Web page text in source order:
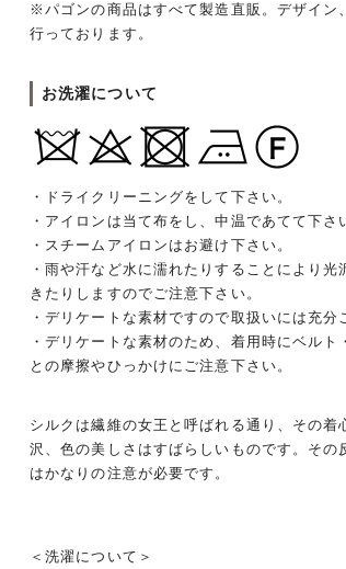
※パゴンの商品はすべて製造直販。デザイン
行っております。
お洗濯について
・ドライクリーニングをして下さい。
・アイロンは当て布をし、中温であてて下さ
・スチームアイロンはお避け下さい。
・雨や汗など水に濡れたりすることにより
きたりしますのでご注意下さい。
・デリケートな素材ですので取扱いには充分
・デリケートな素材のため、着用時にベル
との摩擦やひっかけにご注意下さい。
シルクは繊維の女王と呼ばれる通り、その
沢、色の美しさはすばらしいものです。その
はかなりの注意が必要です。
＜洗濯について＞